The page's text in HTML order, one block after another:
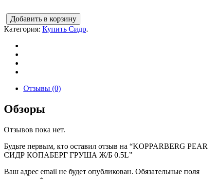
Добавить в корзину
Категория: Купить Сидр.
Отзывы (0)
Обзоры
Отзывов пока нет.
Будьте первым, кто оставил отзыв на “KOPPARBERG PEAR
СИДР КОПАБЕРГ ГРУША Ж/Б 0.5L”
Ваш адрес email не будет опубликован. Обязательные поля